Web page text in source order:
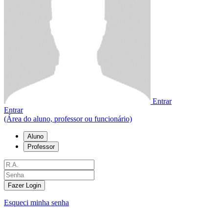
Entrar
Entrar
(Área do aluno, professor ou funcionário)
Aluno
Professor
Fazer Login
Esqueci minha senha